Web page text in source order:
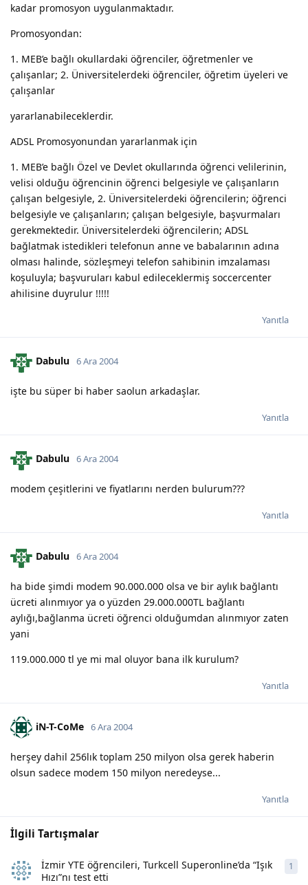
kadar promosyon uygulanmaktadır.
Promosyondan:
1. MEB’e bağlı okullardaki öğrenciler, öğretmenler ve
çalışanlar; 2. Üniversitelerdeki öğrenciler, öğretim üyeleri ve
çalışanlar
yararlanabileceklerdir.
ADSL Promosyonundan yararlanmak için
1. MEB’e bağlı Özel ve Devlet okullarında öğrenci velilerinin,
velisi olduğu öğrencinin öğrenci belgesiyle ve çalışanların
çalışan belgesiyle, 2. Üniversitelerdeki öğrencilerin; öğrenci
belgesiyle ve çalışanların; çalışan belgesiyle, başvurmaları
gerekmektedir. Üniversitelerdeki öğrencilerin; ADSL
bağlatmak istedikleri telefonun anne ve babalarının adına
olması halinde, sözleşmeyi telefon sahibinin imzalaması
koşuluyla; başvuruları kabul edileceklermiş soccercenter
ahilisine duyrulur !!!!!
Yanıtla
Dabulu 6 Ara 2004
işte bu süper bi haber saolun arkadaşlar.
Yanıtla
Dabulu 6 Ara 2004
modem çeşitlerini ve fiyatlarını nerden bulurum???
Yanıtla
Dabulu 6 Ara 2004
ha bide şimdi modem 90.000.000 olsa ve bir aylık bağlantı
ücreti alınmıyor ya o yüzden 29.000.000TL bağlantı
aylığı,bağlanma ücreti öğrenci olduğumdan alınmıyor zaten
yani
119.000.000 tl ye mi mal oluyor bana ilk kurulum?
Yanıtla
iN-T-CoMe 6 Ara 2004
herşey dahil 256lık toplam 250 milyon olsa gerek haberin
olsun sadece modem 150 milyon neredeyse...
Yanıtla
İlgili Tartışmalar
İzmir YTE öğrencileri, Turkcell Superonline’da “Işık
Hızı”nı test etti
1